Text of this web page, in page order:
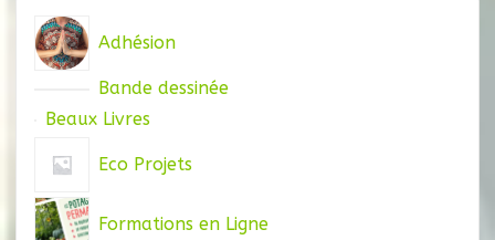
Adhésion
Bande dessinée
Beaux Livres
Eco Projets
Formations en Ligne